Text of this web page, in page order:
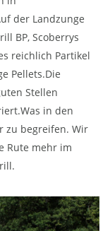
der Landzunge
BP, Scoberrys
reichlich Partikel
Pellets.Die
Stellen
in den
zu begreifen. Wir
Rute mehr im